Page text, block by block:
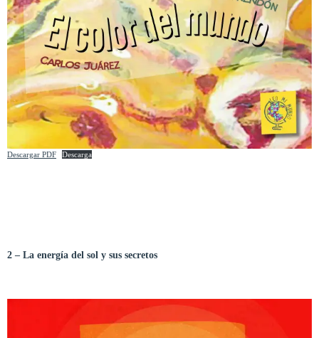
Descargar PDF Descarga
2 – La energía del sol y sus secretos